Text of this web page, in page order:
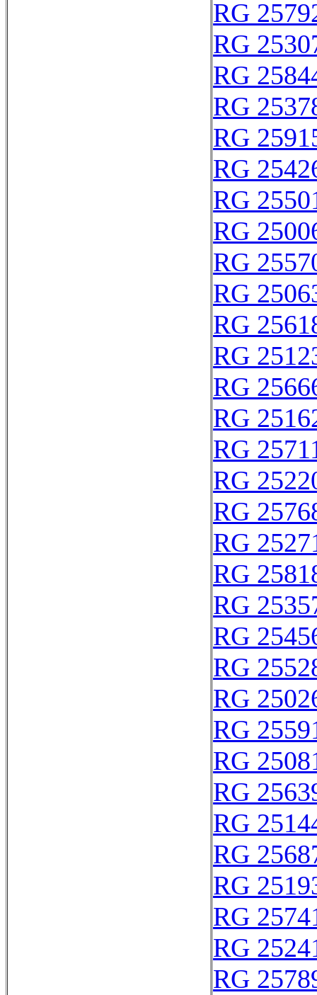
RG
RG
RG
RG
RG
RG
RG
RG
RG
RG
RG
RG
RG
RG
RG
RG
RG
RG
RG
RG
RG
RG
RG
RG
RG
RG
RG
RG
RG
RG
RG
RG